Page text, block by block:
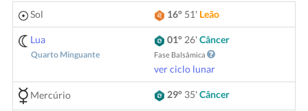
Sol 16° 51' Leão
Lua
Quarto Minguante
01°26'Câncer
Fase Balsâmica
ver ciclo lunar
Mercúrio 29° 35'Câncer